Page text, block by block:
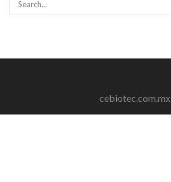
cebiotec.com.mx